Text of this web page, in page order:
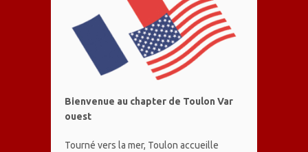
Bienvenue au chapter de Toulon Var
ouest
Tourné vers la mer, Toulon accueille